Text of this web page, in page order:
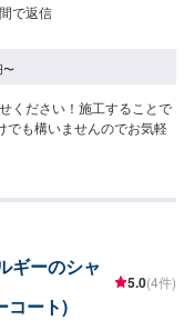
で返信
〜
ください！施工することで
でも構いませんのでお気軽
ギーのシャ
コート)
5.0(4件)